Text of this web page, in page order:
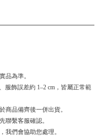
品為準。
服飾誤差約 1–2 cm，皆屬正常範
商品備齊後一併出貨。
聯繫客服確認。
我們會協助您處理。